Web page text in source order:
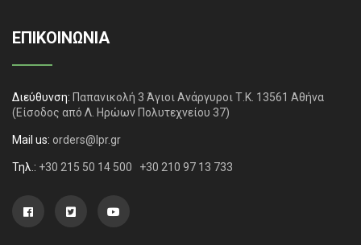
ΕΠΙΚΟΙΝΩΝΙΑ
Διεύθυνση: Παπανικολή 3 Άγιοι Ανάργυροι Τ.Κ. 13561 Αθήνα
(Είσοδος από Λ. Ηρώων Πολυτεχνείου 37)
Mail us: orders@lpr.gr
Τηλ.: +30 215 50 14 500 +30 210 97 13 733